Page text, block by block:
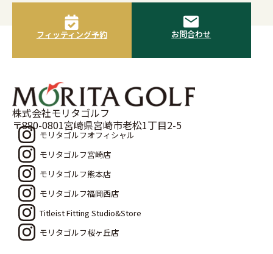
フィッティング予約 お問合わせ
株式会社モリタゴルフ
〒880-0801宮崎県宮崎市老松1丁目2-5
モリタゴルフオフィシャル
モリタゴルフ宮崎店
モリタゴルフ熊本店
モリタゴルフ福岡西店
Titleist Fitting Studio&Store
モリタゴルフ桜ヶ丘店